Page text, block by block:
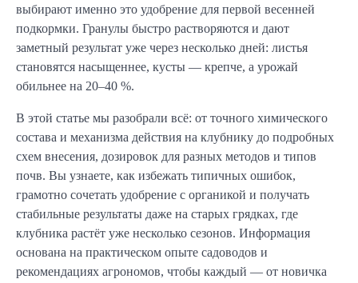
выбирают именно это удобрение для первой весенней
подкормки. Гранулы быстро растворяются и дают
заметный результат уже через несколько дней: листья
становятся насыщеннее, кусты — крепче, а урожай
обильнее на 20–40 %.
В этой статье мы разобрали всё: от точного химического
состава и механизма действия на клубнику до подробных
схем внесения, дозировок для разных методов и типов
почв. Вы узнаете, как избежать типичных ошибок,
грамотно сочетать удобрение с органикой и получать
стабильные результаты даже на старых грядках, где
клубника растёт уже несколько сезонов. Информация
основана на практическом опыте садоводов и
рекомендациях агрономов, чтобы каждый — от новичка